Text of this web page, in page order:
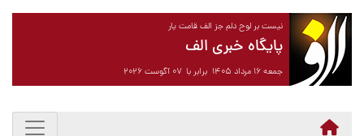
نیست بر لوح دلم جز الف قامت یار
پایگاه خبری الف
جمعه ۱۶ مرداد ۱۴۰۵ برابر با ۰۷ آگوست ۲۰۲۶